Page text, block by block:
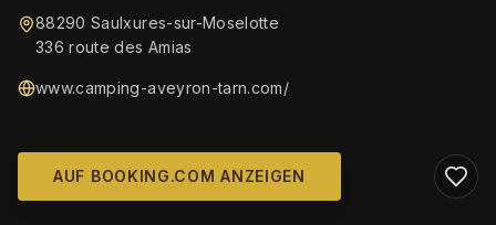
88290 Saulxures-sur-Moselotte
336 route des Amias
www.camping-aveyron-tarn.com/
AUF BOOKING.COM ANZEIGEN